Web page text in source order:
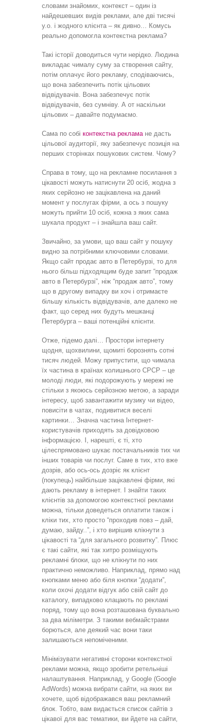
словами знайомих, контекст – один із
найдешевших видів реклами, але дві тисячі
у.о. і жодного клієнта – як дивно… Комусь
реально допомогла контекстна реклама?
Такі історії доводиться чути нерідко. Людина
викладає чималу суму за створення сайту,
потім оплачує його рекламу, сподіваючись,
що вона забезпечить потік цільових
відвідувачів. Вона забезпечує потік
відвідувачів, без сумніву. А от наскільки
цільових – давайте подумаємо.
Сама по собі контекстна реклама не дасть
цільової аудиторії, яку забезпечує позиція на
перших сторінках пошукових систем. Чому?
Справа в тому, що на рекламне посилання з
цікавості можуть натиснути 20 осіб, жодна з
яких серйозно не зацікавлена на даний
момент у послугах фірми, а ось з пошуку
можуть прийти 10 осіб, кожна з яких сама
шукала продукт – і знайшла ваш сайт.
Звичайно, за умови, що ваш сайт у пошуку
видно за потрібними ключовими словами.
Якщо сайт продає авто в Петербурзі, то для
нього більш підходящим буде запит “продаж
авто в Петербурзі”, ніж “продаж авто”, тому
що в другому випадку ви хоч і отримаєте
більшу кількість відвідувачів, але далеко не
факт, що серед них будуть мешканці
Петербурга – ваші потенційні клієнти.
Отже, підемо далі… Простори інтернету
щодня, щохвилини, щомиті борознять сотні
тисяч людей. Можу припустити, що чимала
їх частина в країнах колишнього СРСР – це
молоді люди, які подорожують у мережі не
стільки з якоюсь серйозною метою, а заради
інтересу, щоб завантажити музику чи відео,
повисіти в чатах, подивитися веселі
картинки… Значна частина Інтернет-
користувачів приходять за довідковою
інформацією. І, нарешті, є ті, хто
цілеспрямовано шукає постачальників тих чи
інших товарів чи послуг. Саме в тих, хто вже
дозрів, або ось-ось дозріє як клієнт
(покупець) найбільше зацікавлені фірми, які
дають рекламу в інтернет. І знайти таких
клієнтів за допомогою контекстної реклами
можна, тільки доведеться оплатити також і
кліки тих, хто просто “проходив повз – дай,
думаю, зайду..”, і хто вирішив клікнути з
цікавості та “для загального розвитку”. Плюс
є такі сайти, які так хитро розміщують
рекламні блоки, що не клікнути по них
практично неможливо. Наприклад, прямо над
кнопками меню або біля кнопки “додати”,
коли охочі додати відгук або свій сайт до
каталогу, випадково клацають по рекламі
поряд, тому що вона розташована буквально
за два міліметри. З такими вебмайстрами
борються, але деякий час вони таки
залишаються непоміченими.
Мінімізувати негативні сторони контекстної
реклами можна, якщо зробити ретельніші
налаштування. Наприклад, у Google (Google
AdWords) можна вибрати сайти, на яких ви
хочете, щоб відображався ваш рекламний
блок. Тобто, вам видається список сайтів з
цікавої для вас тематики, ви йдете на сайти,